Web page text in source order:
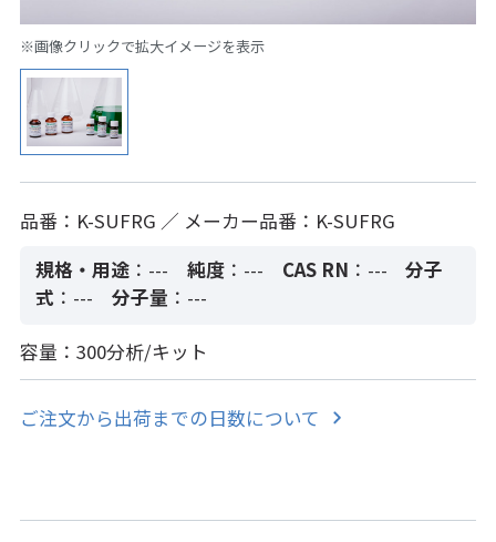
※画像クリックで拡大イメージを表示
品番：K-SUFRG ／ メーカー品番：K-SUFRG
規格・用途 ：--- 純度：--- CAS RN ：---
分子
式 ：--- 分子量 ：---
容量：300分析/キット
ご注文から出荷までの日数について